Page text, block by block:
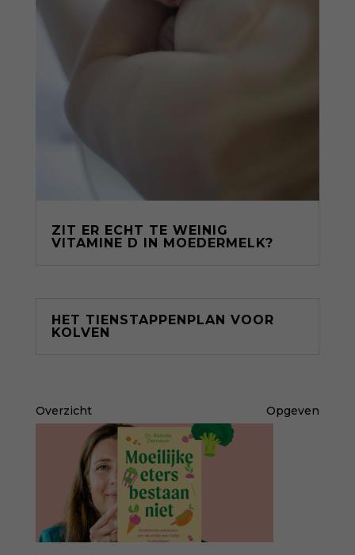
ZIT ER ECHT TE WEINIG
VITAMINE D IN MOEDERMELK?
HET TIENSTAPPENPLAN VOOR
KOLVEN
Overzicht Opgeven